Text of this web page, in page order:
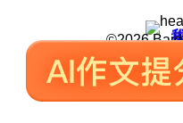
©2026